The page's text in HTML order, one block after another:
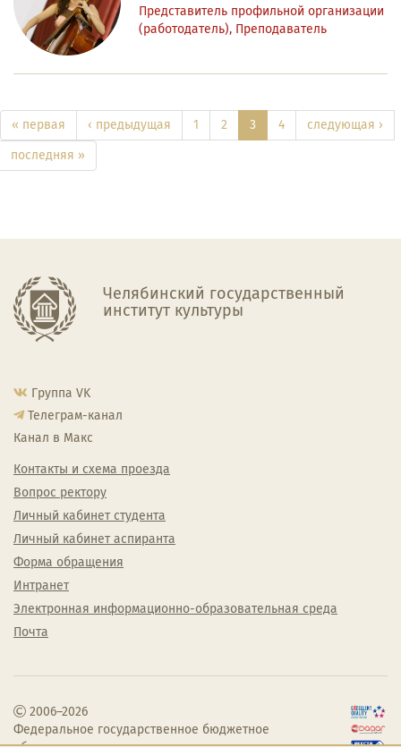
Представитель профильной организации
(работодатель), Преподаватель
« первая ‹ предыдущая 1 2 3 4
следующая ›
последняя »
Челябинский государственный
институт культуры
Группа VK
Телеграм-канал
Канал в Макс
Контакты и схема проезда
Вопрос ректору
Личный кабинет студента
Личный кабинет аспиранта
Форма обращения
Интранет
Электронная информационно-образовательная среда
Почта
2006–2026
Федеральное государственное бюджетное